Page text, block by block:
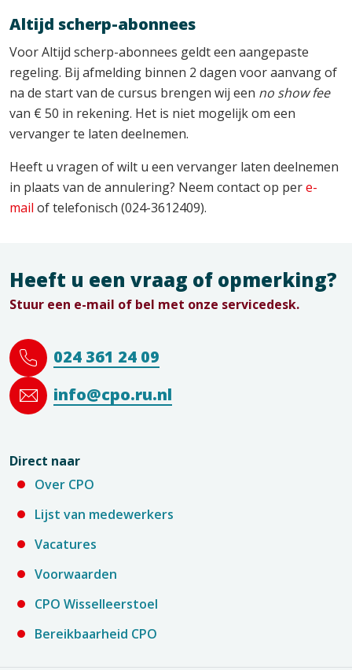
Altijd scherp-abonnees
Voor Altijd scherp-abonnees geldt een aangepaste
regeling. Bij afmelding binnen 2 dagen voor aanvang of
na de start van de cursus brengen wij een no show fee
van € 50 in rekening. Het is niet mogelijk om een
vervanger te laten deelnemen.
Heeft u vragen of wilt u een vervanger laten deelnemen
in plaats van de annulering? Neem contact op pere-
mail of telefonisch (024-3612409).
Heeft u een vraag of opmerking?
Stuur een e-mail of bel met onze servicedesk.
024 361 24 09
info@cpo.ru.nl
Direct naar
Over CPO
Lijst van medewerkers
Vacatures
Voorwaarden
CPO Wisselleerstoel
Bereikbaarheid CPO